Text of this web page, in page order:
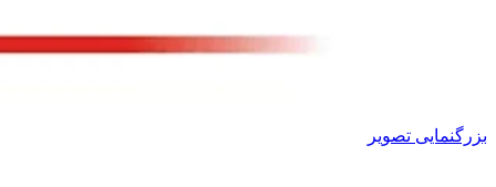
بزرگنمایی تصویر